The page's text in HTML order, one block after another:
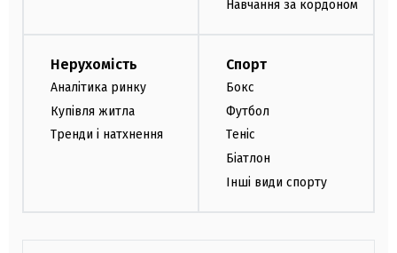
Навчання за кордоном
Нерухомість
Аналітика ринку
Купівля житла
Тренди і натхнення
Спорт
Бокс
Футбол
Теніс
Біатлон
Інші види спорту